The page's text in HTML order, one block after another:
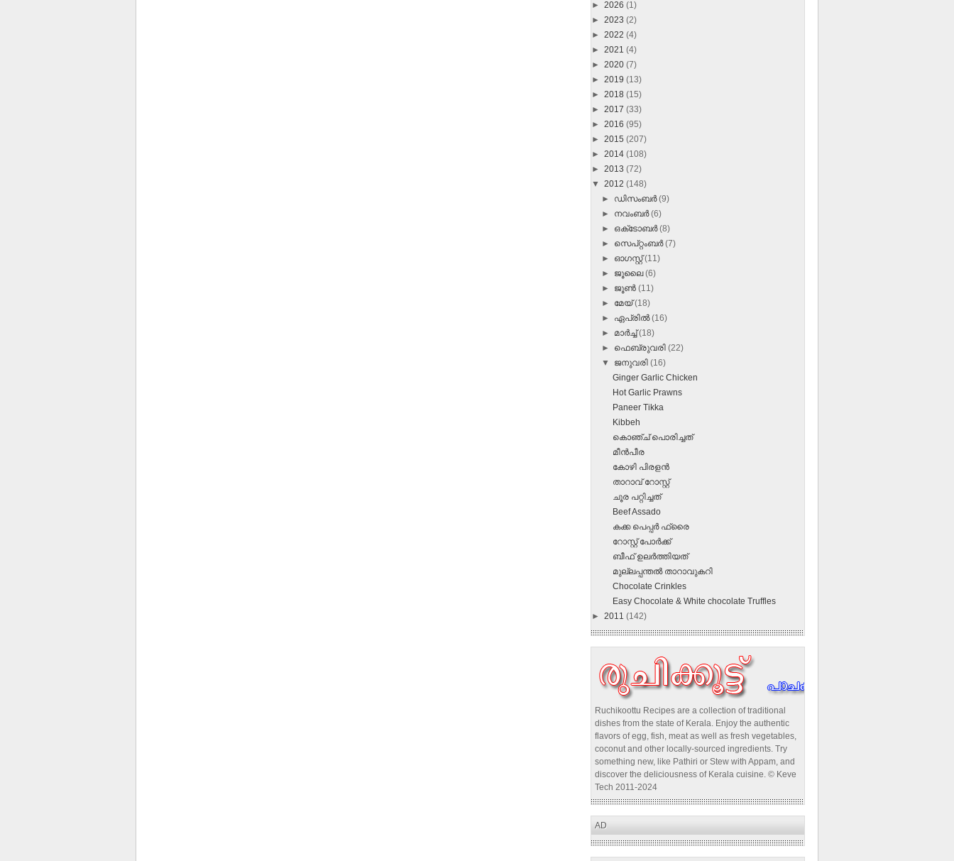
► 2026 (1)
► 2023 (2)
► 2022 (4)
► 2021 (4)
► 2020 (7)
► 2019 (13)
► 2018 (15)
► 2017 (33)
► 2016 (95)
► 2015 (207)
► 2014 (108)
► 2013 (72)
▼ 2012 (148)
► ഡിസംബർ(9)
► നവംബർ(6)
► ഒക്‌ടോബർ(8)
► സെപ്റ്റംബർ(7)
► ഓഗസ്റ്റ്(11)
► ജൂലൈ(6)
► ജൂൺ(11)
► മേയ്(18)
► ഏപ്രിൽ(16)
► മാർച്ച്(18)
► ഫെബ്രുവരി(22)
▼ ജനുവരി(16)
Ginger Garlic Chicken
Hot Garlic Prawns
Paneer Tikka
Kibbeh
കൊഞ്ച് പൊരിച്ചത്
മീന്‍പീര
കോഴി പിരളന്‍
താറാവ് റോസ്റ്റ്
ചൂര പറ്റിച്ചത്
Beef Assado
കക്ക പെപ്പര്‍ ഫ്രൈ
റോസ്റ്റ് പോര്‍ക്ക്
ബീഫ് ഉലര്‍ത്തിയത്
മുല്ലപ്പന്തല്‍ താറാവുകറി
Chocolate Crinkles
Easy Chocolate & White chocolate Truffles
► 2011 (142)
Ruchikoottu Recipes are a collection of traditional
dishes from the state of Kerala. Enjoy the authentic
flavors of egg, fish, meat as well as fresh vegetables,
coconut and other locally-sourced ingredients. Try
something new, like Pathiri or Stew with Appam, and
discover the deliciousness of Kerala cuisine. © Keve
Tech 2011-2024
AD